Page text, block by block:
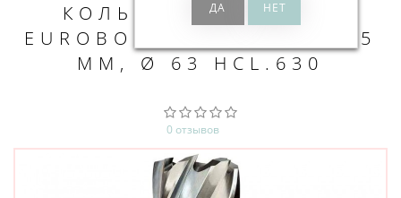
КОЛЬЦЕВОЕ СВЕРЛО
EUROBOOR HSS ДЛИНА 55
ММ, Ø 63 HCL.630
0 отзывов